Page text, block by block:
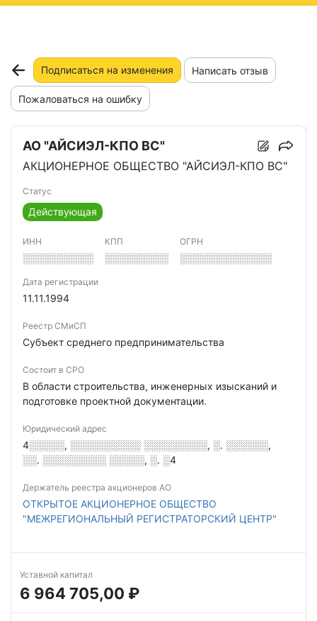
Подписаться на изменения Написать отзыв
Пожаловаться на ошибку
АО "АЙСИЭЛ-КПО ВС"
АКЦИОНЕРНОЕ ОБЩЕСТВО "АЙСИЭЛ-КПО ВС"
Статус
Действующая
ИНН
░░░░░░░░░░
КПП
░░░░░░░░░
ОГРН
░░░░░░░░░░░░░
Дата регистрации
11.11.1994
Реестр СМиСП
Субъект среднего предпринимательства
Состоит в СРО
В области строительства, инженерных изысканий и
подготовке проектной документации.
Юридический адрес
4░░░░░, ░░░░░░░░░░ ░░░░░░░░░, ░. ░░░░░░,
░░. ░░░░░░░░░ ░░░░░, ░. ░4
Держатель реестра акционеров АО
ОТКРЫТОЕ АКЦИОНЕРНОЕ ОБЩЕСТВО
"МЕЖРЕГИОНАЛЬНЫЙ РЕГИСТРАТОРСКИЙ ЦЕНТР"
Уставной капитал
6 964 705,00 ₽